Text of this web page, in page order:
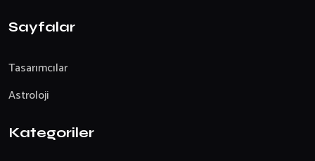
Sayfalar
Tasarımcılar
Astroloji
Kategoriler